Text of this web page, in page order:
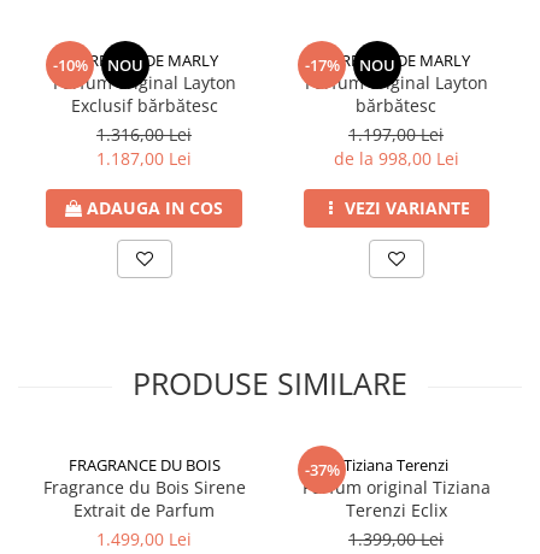
-10% NOU
PARFUMS DE MARLY
Parfum original Layton
Exclusif bărbătesc
1.316,00 Lei
1.187,00 Lei
ADAUGA IN COS
-17% NOU
PARFUMS DE MARLY
Parfum original Layton
bărbătesc
1.197,00 Lei
de la 998,00 Lei
VEZI VARIANTE
PRODUSE SIMILARE
FRAGRANCE DU BOIS
Fragrance du Bois Sirene
Extrait de Parfum
1.499,00 Lei
-37%Tiziana Terenzi
Parfum original Tiziana
Terenzi Eclix
1.399,00 Lei